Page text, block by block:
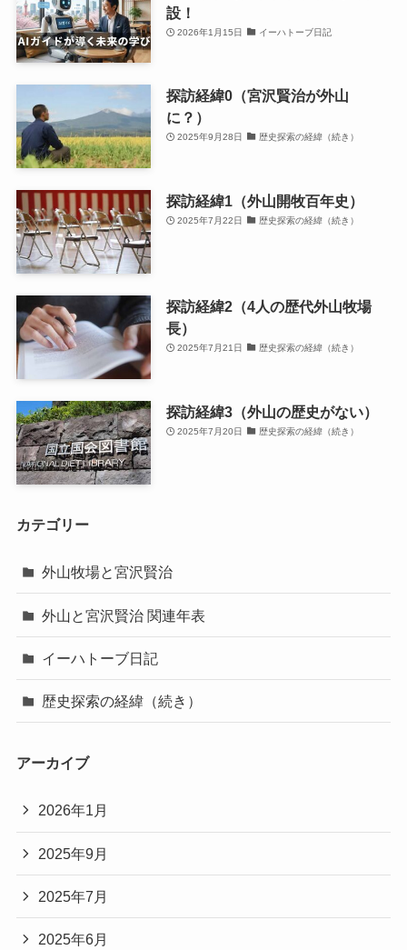
設！
2026年1月15日 イーハトーブ日記
探訪経緯0（宮沢賢治が外山
に？）
2025年9月28日 歴史探索の経緯（続き）
探訪経緯1（外山開牧百年史）
2025年7月22日 歴史探索の経緯（続き）
探訪経緯2（4人の歴代外山牧場
長）
2025年7月21日 歴史探索の経緯（続き）
探訪経緯3（外山の歴史がない）
2025年7月20日 歴史探索の経緯（続き）
カテゴリー
外山牧場と宮沢賢治
外山と宮沢賢治 関連年表
イーハトーブ日記
歴史探索の経緯（続き）
アーカイブ
2026年1月
2025年9月
2025年7月
2025年6月